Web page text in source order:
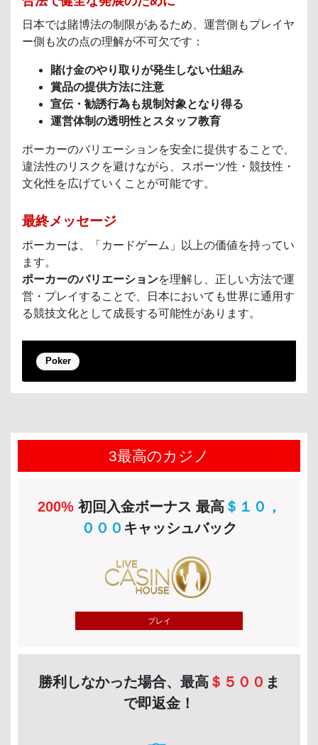
日本では賭博法の制限があるため、運営側もプレイヤ
ー側も次の点の理解が不可欠です：
賭け金のやり取りが発生しない仕組み
賞品の提供方法に注意
宣伝・勧誘行為も規制対象となり得る
運営体制の透明性とスタッフ教育
ポーカーのバリエーションを安全に提供することで、
違法性のリスクを避けながら、スポーツ性・競技性・
文化性を広げていくことが可能です。
最終メッセージ
ポーカーは、「カードゲーム」以上の価値を持ってい
ます。
ポーカーのバリエーションを理解し、正しい方法で運
営・プレイすることで、日本においても世界に通用す
る競技文化として成長する可能性があります。
Poker
3最高のカジノ
200%初回入金ボーナス 最高＄１０，
０００ キャッシュバック
プレイ
勝利しなかった場合、最高 ＄５００ ま
で即返金！